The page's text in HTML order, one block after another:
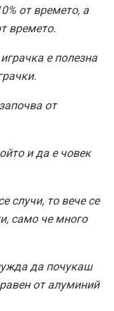
от времето, а
времето.
е полезна
от
и да е човек
случи, то вече се
само че много
да почукаш
от алуминий